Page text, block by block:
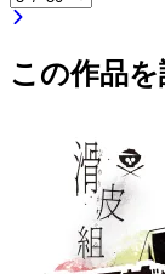
この作品